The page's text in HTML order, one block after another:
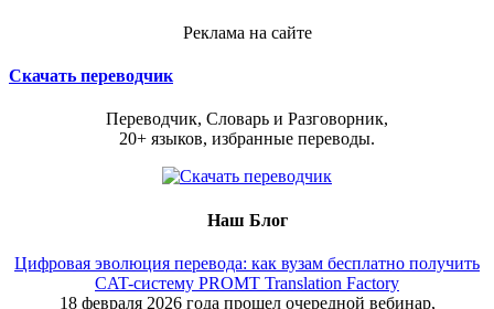
Реклама на сайте
Скачать переводчик
Переводчик, Словарь и Разговорник,
20+ языков, избранные переводы.
Наш Блог
Цифровая эволюция перевода: как вузам бесплатно получить
CAT-систему PROMT Translation Factory
18 февраля 2026 года прошел очередной вебинар,